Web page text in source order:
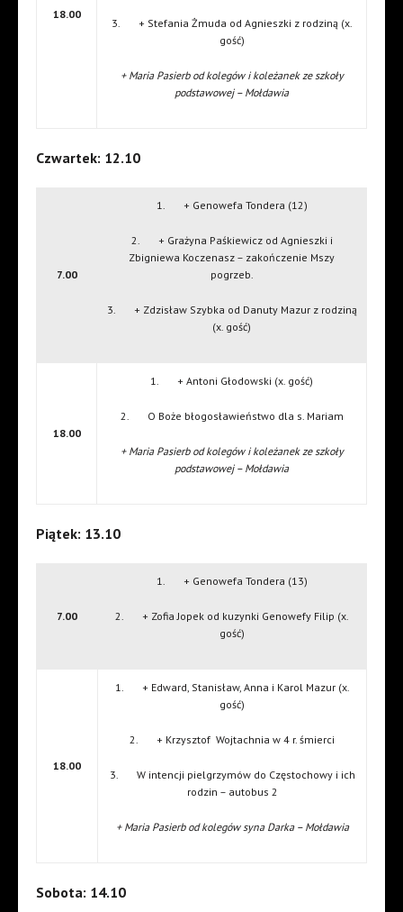
18.00
3. + Stefania Żmuda od Agnieszki z rodziną (x.
gość)
+ Maria Pasierb od kolegów i koleżanek ze szkoły
podstawowej – Mołdawia
Czwartek: 12.10
7.00
1. + Genowefa Tondera (12)
2. + Grażyna Paśkiewicz od Agnieszki i
Zbigniewa Koczenasz – zakończenie Mszy
pogrzeb.
3. + Zdzisław Szybka od Danuty Mazur z rodziną
(x. gość)
18.00
1. + Antoni Głodowski (x. gość)
2. O Boże błogosławieństwo dla s. Mariam
+ Maria Pasierb od kolegów i koleżanek ze szkoły
podstawowej – Mołdawia
Piątek: 13.10
7.00
1. + Genowefa Tondera (13)
2. + Zofia Jopek od kuzynki Genowefy Filip (x.
gość)
18.00
1. + Edward, Stanisław, Anna i Karol Mazur (x.
gość)
2. + Krzysztof Wojtachnia w 4 r. śmierci
3. W intencji pielgrzymów do Częstochowy i ich
rodzin – autobus 2
+ Maria Pasierb od kolegów syna Darka – Mołdawia
Sobota: 14.10